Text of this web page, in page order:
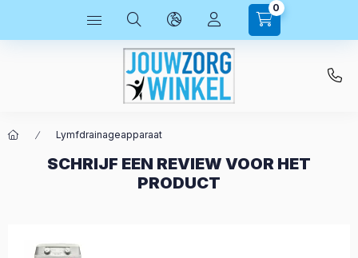
0
Lymfdrainageapparaat
SCHRIJF EEN REVIEW VOOR HET
PRODUCT